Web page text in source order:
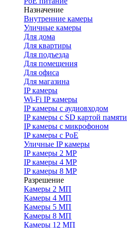
Назначение
Внутренние камеры
Уличные камеры
Для дома
Для квартиры
Для подъезда
Для помещения
Для офиса
Для магазина
IP камеры
Wi-Fi IP камеры
IP камеры с аудиовходом
IP камеры с SD картой памяти
IP камеры с микрофоном
IP камеры с PoE
Уличные IP камеры
IP камеры 2 MP
IP камеры 4 MP
IP камеры 8 MP
Разрешение
Камеры 2 МП
Камеры 4 МП
Камеры 5 МП
Камеры 8 МП
Камеры 12 МП